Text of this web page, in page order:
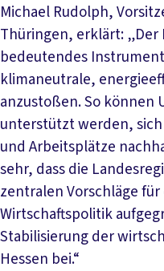
Michael Rudolph,
Thüringen, erklärt: „Der
bedeutendes
klimaneutrale,
anzustoßen. So können
unterstützt werden,
und Arbeitsplätze
sehr, dass die
zentralen Vorschläge
Wirtschaftspolitik
Stabilisierung der
Hessen bei.“